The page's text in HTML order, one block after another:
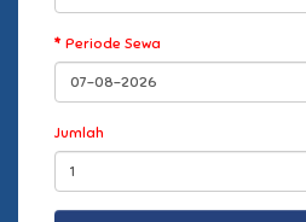
Periode Sewa
Jumlah